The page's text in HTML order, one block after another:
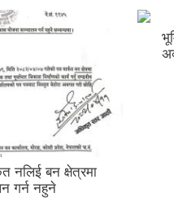
सुकुम्बासी र
हकदाबी सूचना